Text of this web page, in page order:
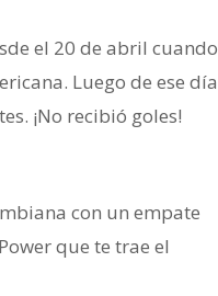
el 20 de abril cuando
Luego de ese día
¡No recibió goles!
con un empate
que te trae el